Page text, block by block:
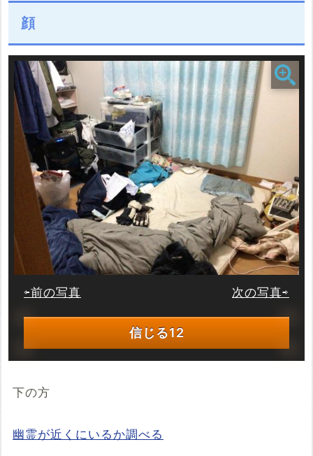
顔
⇦前の写真 次の写真⇨
信じる12
下の方
幽霊が近くにいるか調べる